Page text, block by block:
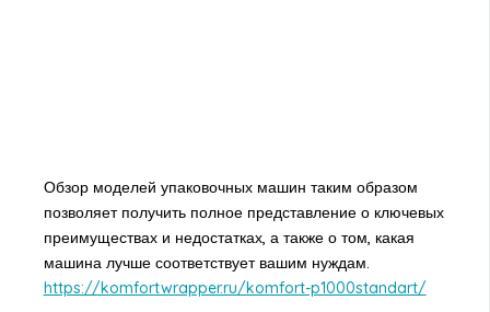
Обзор моделей упаковочных машин таким образом
позволяет получить полное представление о ключевых
преимуществах и недостатках, а также о том, какая
машина лучше соответствует вашим нуждам.
https://komfortwrapper.ru/komfort-p1000standart/